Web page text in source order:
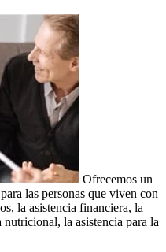
Ofrecemos un
para las personas que viven con
la asistencia financiera, la
la asistencia para la